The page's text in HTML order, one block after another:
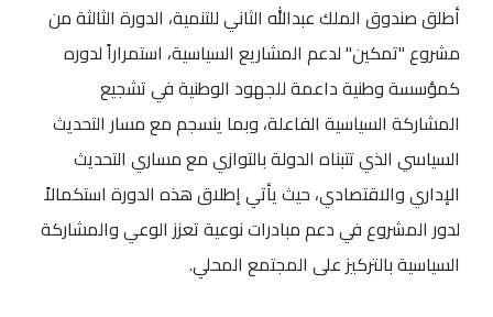
أطلق صندوق الملك عبدالله الثاني للتنمية، الدورة الثالثة من
مشروع "تمكين" لدعم المشاريع السياسية، استمراراً لدوره
كمؤسسة وطنية داعمة للجهود الوطنية في تشجيع
المشاركة السياسية الفاعلة، وبما ينسجم مع مسار التحديث
السياسي الذي تتبناه الدولة بالتوازي مع مساري التحديث
الإداري والاقتصادي، حيث يأتي إطلاق هذه الدورة استكمالاً
لدور المشروع في دعم مبادرات نوعية تعزز الوعي والمشاركة
السياسية بالتركيز على المجتمع المحلي.